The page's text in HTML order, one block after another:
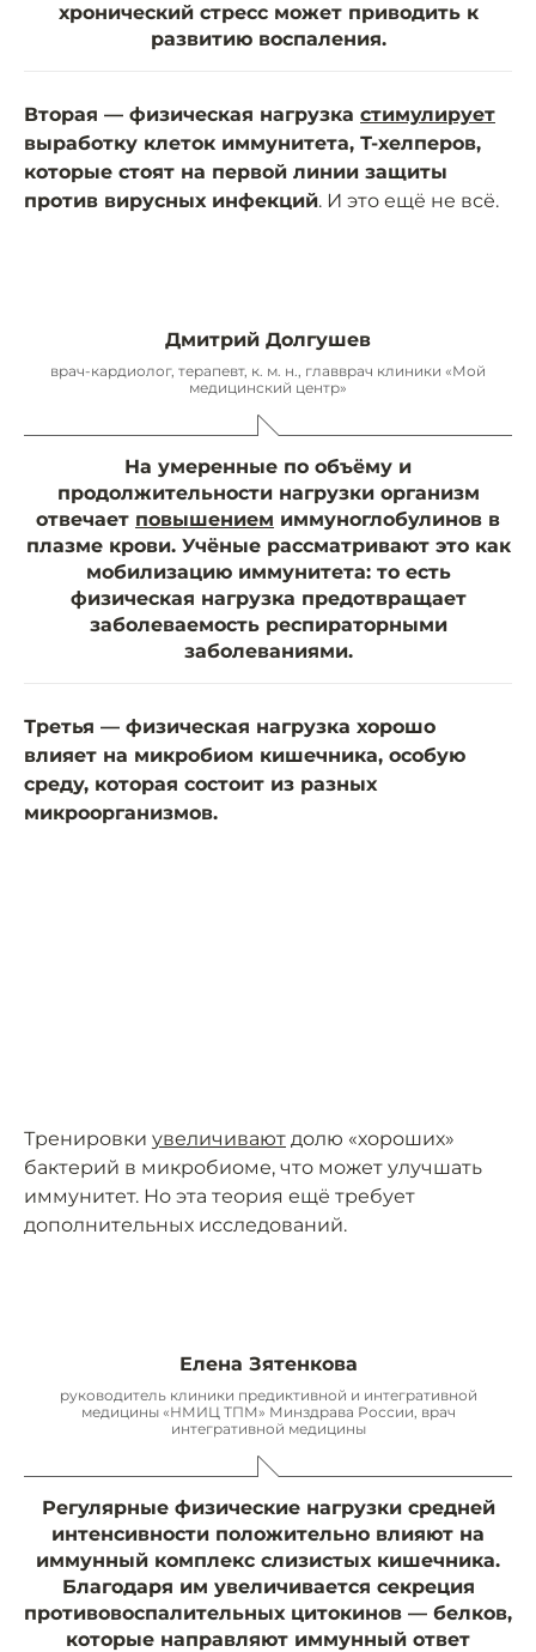
хронический стресс может приводить к
развитию воспаления.
Вторая — физическая нагрузка стимулирует
выработку клеток иммунитета, Т-хелперов,
которые стоят на первой линии защиты
против вирусных инфекций. И это ещё не всё.
Дмитрий Долгушев
врач-кардиолог, терапевт, к. м. н., главврач клиники «Мой
медицинский центр»
На умеренные по объёму и
продолжительности нагрузки организм
отвечает повышением иммуноглобулинов в
плазме крови. Учёные рассматривают это как
мобилизацию иммунитета: то есть
физическая нагрузка предотвращает
заболеваемость респираторными
заболеваниями.
Третья — физическая нагрузка хорошо
влияет на микробиом кишечника, особую
среду, которая состоит из разных
микроорганизмов.
Тренировки увеличивают долю «хороших»
бактерий в микробиоме, что может улучшать
иммунитет. Но эта теория ещё требует
дополнительных исследований.
Елена Зятенкова
руководитель клиники предиктивной и интегративной
медицины «НМИЦ ТПМ» Минздрава России, врач
интегративной медицины
Регулярные физические нагрузки средней
интенсивности положительно влияют на
иммунный комплекс слизистых кишечника.
Благодаря им увеличивается секреция
противовоспалительных цитокинов — белков,
которые направляют иммунный ответ